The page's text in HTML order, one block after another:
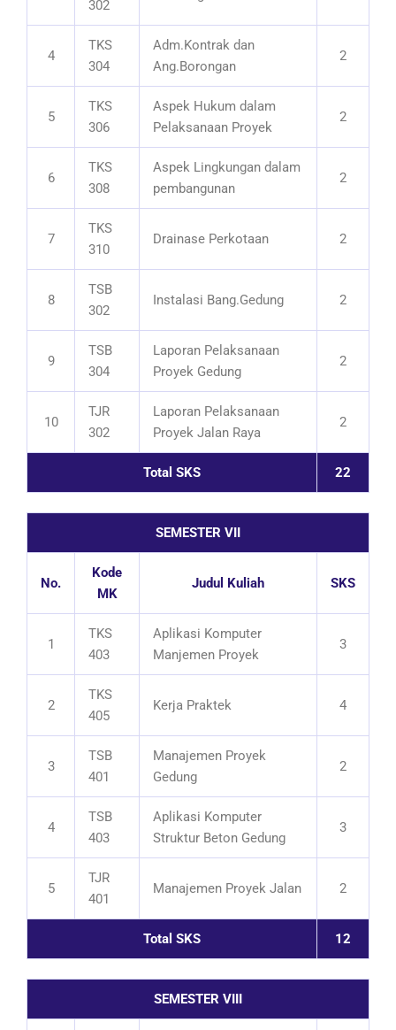
302
4
TKS
304
Adm.Kontrak dan
Ang.Borongan
2
5
TKS
306
Aspek Hukum dalam
Pelaksanaan Proyek
2
6
TKS
308
Aspek Lingkungan dalam
pembangunan
2
7
TKS
310
Drainase Perkotaan 2
8
TSB
302
Instalasi Bang.Gedung 2
9
TSB
304
Laporan Pelaksanaan
Proyek Gedung
2
10
TJR
302
Laporan Pelaksanaan
Proyek Jalan Raya
2
Total SKS 22
SEMESTER VII
No.
Kode
MK
Judul Kuliah SKS
1
TKS
403
Aplikasi Komputer
Manjemen Proyek
3
2
TKS
405
Kerja Praktek 4
3
TSB
401
Manajemen Proyek
Gedung
2
4
TSB
403
Aplikasi Komputer
Struktur Beton Gedung
3
5
TJR
401
Manajemen Proyek Jalan 2
Total SKS 12
SEMESTER VIII